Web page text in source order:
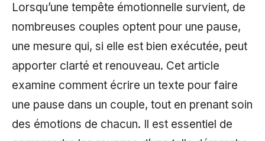
Lorsqu’une tempête émotionnelle survient, de
nombreuses couples optent pour une pause,
une mesure qui, si elle est bien exécutée, peut
apporter clarté et renouveau. Cet article
examine comment écrire un texte pour faire
une pause dans un couple, tout en prenant soin
des émotions de chacun. Il est essentiel de